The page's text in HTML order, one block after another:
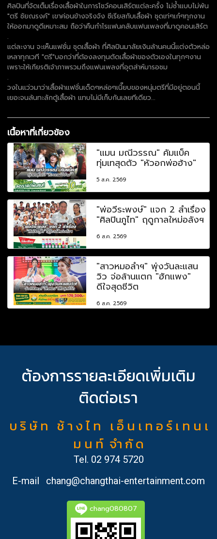
ศิลปินที่จัดเต็มเรื่องเสื้อผ้าในการโชว์คอนเสิร์ตแต่ละครั้ง ไม่ซ้ำแบบไม่พ้น
"ตรี ชัยณรงค์" เขาค่อนข้างจริงจัง ซีเรียสกับเสื้อผ้า ชุดเท่ๆเก๋ๆทุกงาน
ให้ออกมาดูดีเหมาะสม ถือว่าคืนกำไรแฟนคลับแฟนเพลงที่มาดูคอนเสิร์ต
.
แต่ละงาน จะเห็นแฟชั่น ชุดเสื้อผ้า ที่ศิลปินมาลัยเงินล้านคนนี้แต่งตัวหล่อ
เหลาทุกเวที "ตรี"บอกว่าที่ต้องลงทุนตัดเสื้อผ้าของตัวเองในทุกๆงาน
เพราะให้เกียรติเจ้าภาพรวมถึงแฟนเพลงที่อุตส่าห์มารอชม
.
วงในแว่วมาว่าเสื้อผ้าแฟชั่นเด็ดๆหล่อๆเนี๊ยบของหนุ่มตรีที่มีอยู่ตอนนี้
เยอะจนล้นทะลักตู้เสื้อผ้า แทบไม่มีเก็บกันเลยทีเดียว...
เนื้อหาที่เกี่ยวข้อง
"แมน มณีวรรณ" คัมแบ็ค
ทุ่มเทสุดตัว "หัวอกพ่อฮ้าง"
5 ส.ค. 2569
"พ่อวีระพงษ์" แจก 2 ลำเรื่อง
"ศิลปินภูไท" ฤดูกาลใหม่อลังฯ
6 ส.ค. 2569
"สาวหมอลำฯ" พุ่งวันละแสน
วิว จ่อล้านแตก "ฮักแพง"
ดีใจสุดชีวิต
6 ส.ค. 2569
ต้องการรายละเอียดเพิ่มเติม
ติดต่อเรา
บ ริ ษั ท ช้ า ง ไ ท เ อ็ น เ ท อ ร์ เ ท น เ
ม น ท์ จำ กั ด
Tel. 02 974 5720
E-mail
chang@changthai-entertainment.com
chang080807